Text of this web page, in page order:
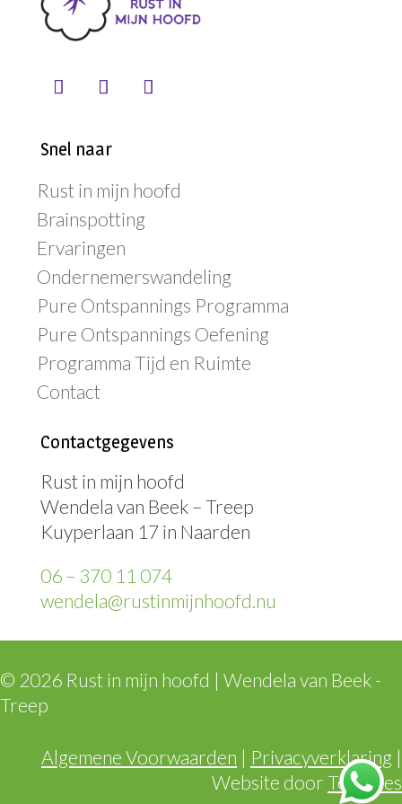
Snel naar
Rust in mijn hoofd
Brainspotting
Ervaringen
Ondernemerswandeling
Pure Ontspannings Programma
Pure Ontspannings Oefening
Programma Tijd en Ruimte
Contact
Contactgegevens
Rust in mijn hoofd
Wendela van Beek – Treep
Kuyperlaan 17 in Naarden
06 – 370 11 074
wendela@rustinmijnhoofd.nu
© 2026 Rust in mijn hoofd | Wendela van Beek -
Treep
Algemene Voorwaarden | Privacyverklaring |
Website door TechNies